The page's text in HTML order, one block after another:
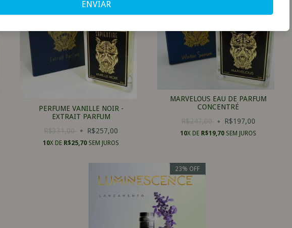
PERFUME VANILLE NOIR -
EXTRAIT PARFUM
R$331,00
R$257,00
10X DE R$25,70 SEM JUROS
MARVELOUS EAU DE PARFUM
CONCENTRÉ
R$247,00
R$197,00
10X DE R$19,70 SEM JUROS
23% OFF
ENVIAR